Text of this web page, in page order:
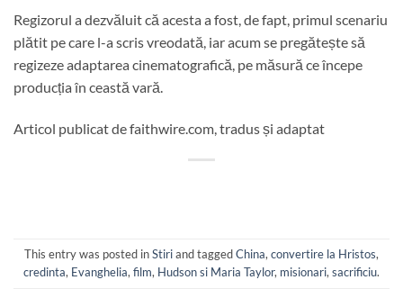
Regizorul a dezvăluit că acesta a fost, de fapt, primul scenariu
plătit pe care l-a scris vreodată, iar acum se pregătește să
regizeze adaptarea cinematografică, pe măsură ce începe
producția în ceastă vară.
Articol publicat de faithwire.com, tradus și adaptat
This entry was posted inStiriand taggedChina, convertire la Hristos,
credinta, Evanghelia, film, Hudson si Maria Taylor, misionari, sacrificiu.